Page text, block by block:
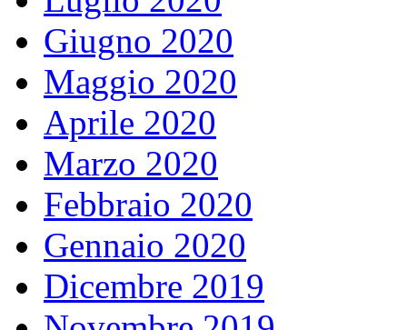
Giugno 2020
Maggio 2020
Aprile 2020
Marzo 2020
Febbraio 2020
Gennaio 2020
Dicembre 2019